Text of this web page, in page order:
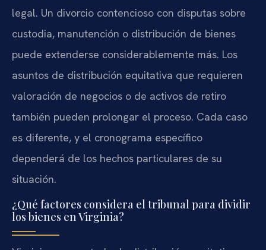
legal. Un divorcio contencioso con disputas sobre
custodia, manutención o distribución de bienes
puede extenderse considerablemente más. Los
asuntos de distribución equitativa que requieren
valoración de negocios o de activos de retiro
también pueden prolongar el proceso. Cada caso
es diferente, y el cronograma específico
dependerá de los hechos particulares de su
situación.
¿Qué factores considera el tribunal para dividir
los bienes en Virginia?